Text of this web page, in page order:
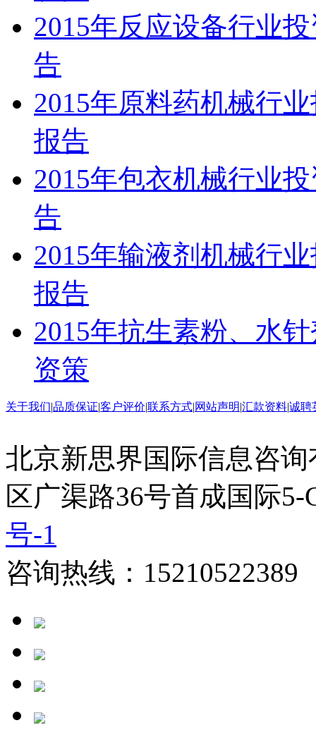
2015年反应设备行业
告
2015年原料药机械行
报告
2015年包衣机械行业
告
2015年输液剂机械行
报告
2015年抗生素粉、水
资策
关于我们|品质保证|客户评价|联系方式|网站声明|汇款资料|诚聘
北京新思界国际信息咨
区广渠路36号首成国际
号-1
咨询热线：